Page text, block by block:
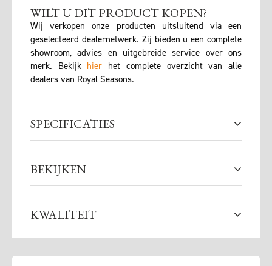
WILT U DIT PRODUCT KOPEN?
Wij verkopen onze producten uitsluitend via een
geselecteerd dealernetwerk. Zij bieden u een complete
showroom, advies en uitgebreide service over ons
merk. Bekijk hier het complete overzicht van alle
dealers van Royal Seasons.
SPECIFICATIES
BEKIJKEN
KWALITEIT